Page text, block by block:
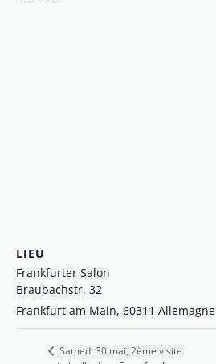
LIEU
Frankfurter Salon
Braubachstr. 32
Frankfurt am Main, 60311 Allemagne
Samedi 30 mai, 2ème visite